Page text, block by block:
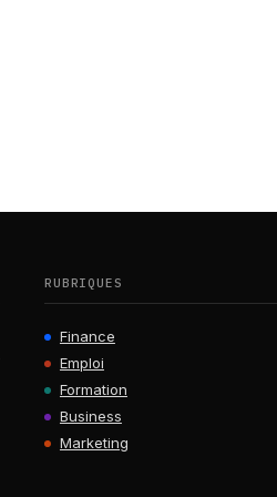
RUBRIQUES
Finance
Emploi
Formation
Business
Marketing